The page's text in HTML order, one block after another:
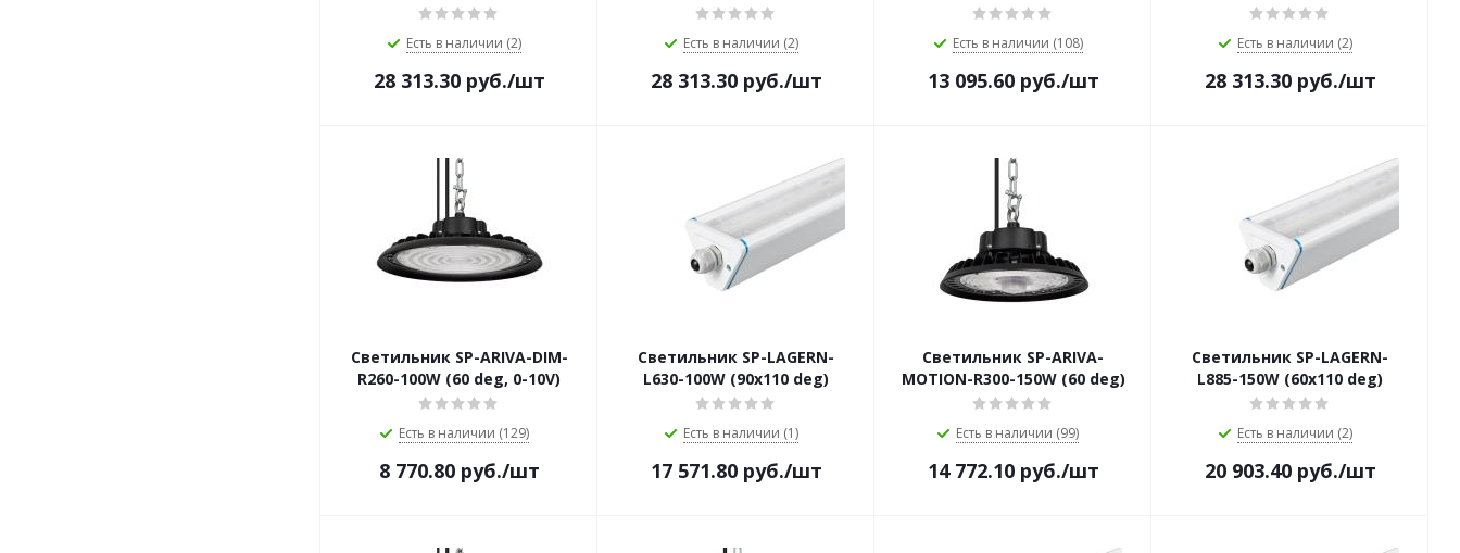
Есть в наличии (2)
28 313.30руб./шт
Есть в наличии (2)
28 313.30руб./шт
Есть в наличии (108)
13 095.60руб./шт
Есть в наличии (2)
28 313.30руб./шт
Светильник SP-ARIVA-DIM-
R260-100W (60 deg, 0-10V)
Есть в наличии (129)
8 770.80руб./шт
Светильник SP-LAGERN-
L630-100W (90х110 deg)
Есть в наличии (1)
17 571.80руб./шт
Светильник SP-ARIVA-
MOTION-R300-150W (60 deg)
Есть в наличии (99)
14 772.10руб./шт
Светильник SP-LAGERN-
L885-150W (60х110 deg)
Есть в наличии (2)
20 903.40руб./шт